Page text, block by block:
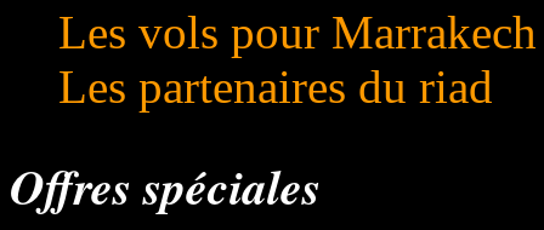
Les vols pour Marrakech
Les partenaires du riad
Offres spéciales